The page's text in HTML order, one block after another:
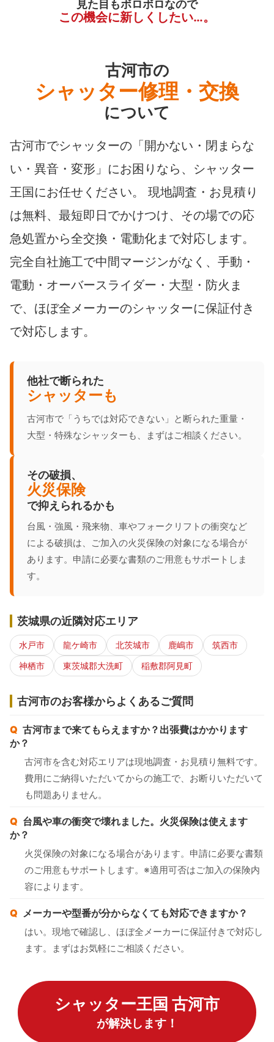
見た目もボロボロなので
この機会に新しくしたい…。
古河市の
シャッター修理・交換
について
古河市でシャッターの「開かない・閉まらな
い・異音・変形」にお困りなら、シャッター
王国にお任せください。 現地調査・お見積り
は無料、最短即日でかけつけ、その場での応
急処置から全交換・電動化まで対応します。
完全自社施工で中間マージンがなく、手動・
電動・オーバースライダー・大型・防火ま
で、ほぼ全メーカーのシャッターに保証付き
で対応します。
他社で断られた
シャッターも
古河市で「うちでは対応できない」と断られた重量・
大型・特殊なシャッターも、まずはご相談ください。
その破損、
火災保険
で抑えられるかも
台風・強風・飛来物、車やフォークリフトの衝突など
による破損は、ご加入の火災保険の対象になる場合が
あります。申請に必要な書類のご用意もサポートしま
す。
茨城県の近隣対応エリア
水戸市 龍ケ崎市 北茨城市 鹿嶋市
筑西市
神栖市
東茨城郡大洗町 稲敷郡阿見町
古河市のお客様からよくあるご質問
古河市まで来てもらえますか？出張費はかかります
か？
古河市を含む対応エリアは現地調査・お見積り無料です。
費用にご納得いただいてからの施工で、お断りいただいて
も問題ありません。
台風や車の衝突で壊れました。火災保険は使えます
か？
火災保険の対象になる場合があります。申請に必要な書類
のご用意もサポートします。※適用可否はご加入の保険内
容によります。
メーカーや型番が分からなくても対応できますか？
はい。現地で確認し、ほぼ全メーカーに保証付きで対応し
ます。まずはお気軽にご相談ください。
シャッター王国 古河市
が解決します！